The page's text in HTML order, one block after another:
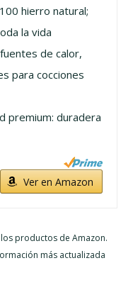
hierro natural;
la vida
de calor,
para cocciones
premium: duradera
Ver en Amazon
productos de Amazon.
más actualizada